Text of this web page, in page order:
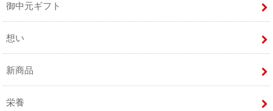
御中元ギフト
想い
新商品
栄養